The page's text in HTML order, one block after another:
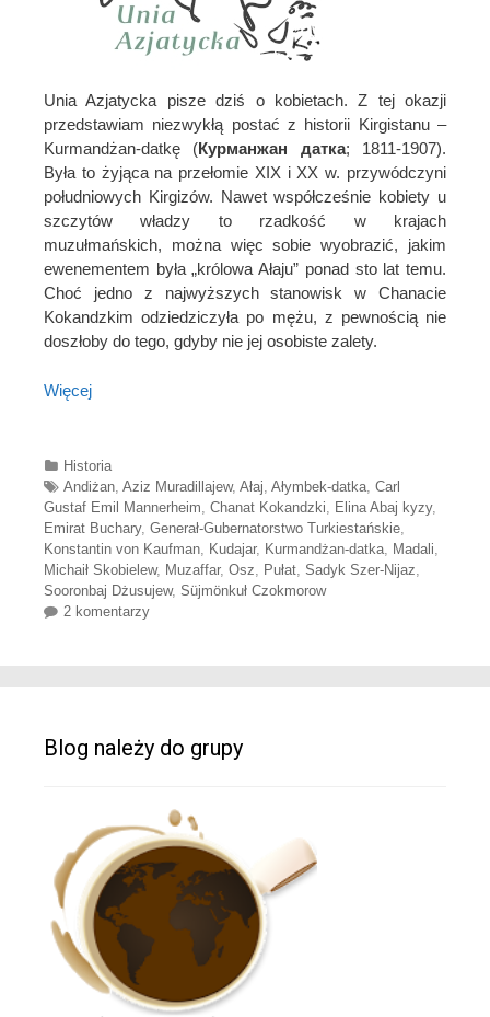
Unia Azjatycka pisze dziś o kobietach. Z tej okazji
przedstawiam niezwykłą postać z historii Kirgistanu –
Kurmandżan-datkę (Курманжан датка; 1811-1907).
Była to żyjąca na przełomie XIX i XX w. przywódczyni
południowych Kirgizów. Nawet współcześnie kobiety u
szczytów władzy to rzadkość w krajach
muzułmańskich, można więc sobie wyobrazić, jakim
ewenementem była „królowa Ałaju” ponad sto lat temu.
Choć jedno z najwyższych stanowisk w Chanacie
Kokandzkim odziedziczyła po mężu, z pewnością nie
doszłoby do tego, gdyby nie jej osobiste zalety.
Więcej
Categories
Historia
Tags
Andiżan Aziz Muradillajew, Ałaj Ałymbek-datka Carl
Gustaf Emil Mannerheim Chanat Kokandzki Elina Abaj kyzy,
Emirat Buchary, Generał-Gubernatorstwo Turkiestańskie
Konstantin von Kaufman
Kudajar, Kurmandżan-datka Madali
Michaił Skobielew, Muzaffar, Osz Pułat Sadyk Szer-Nijaz
Sooronbaj Dżusujew, Süjmönkuł Czokmorow
2 komentarzy
Blog należy do grupy